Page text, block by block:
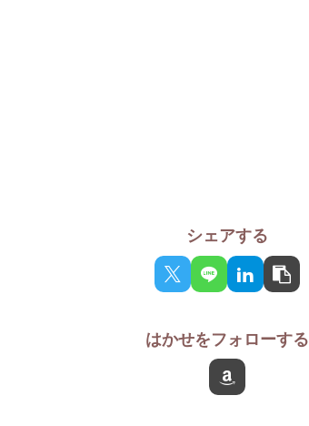
シェアする
はかせをフォローする